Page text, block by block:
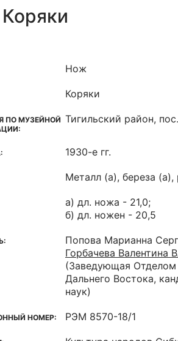
Нож
Коряки
ПО МУЗЕЙНОЙ Тигильский район,
1930-е гг.
Металл (а), береза (а),
а) дл. ножа - 21,0;
б) дл. ножен - 20,5
Попова Марианна
Горбачева Валентина
(Заведующая
Дальнего Востока,
наук)
НОМЕР: РЭМ 8570-18/1